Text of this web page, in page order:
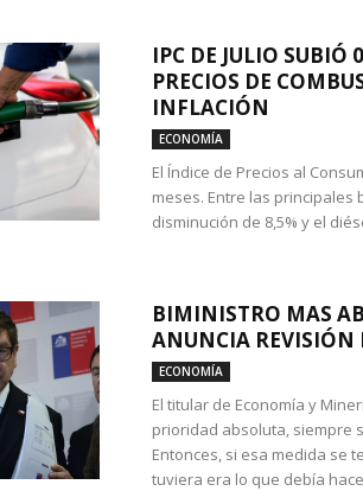
IPC DE JULIO SUBIÓ
PRECIOS DE
INFLACIÓN
ECONOMÍA
El Índice de Precios al
meses. Entre las principales
disminución de 8,5% y el
BIMINISTRO MAS
ANUNCIA REVISIÓN
ECONOMÍA
El titular de Economía y
prioridad absoluta, siempre
Entonces, si esa medida se
tuviera era lo que debía